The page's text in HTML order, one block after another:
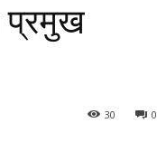
प्रमुख
0
30